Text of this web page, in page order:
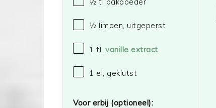
½ limoen, uitgeperst
1 tl. vanille extract
1 ei, geklutst
Voor erbij (optioneel):